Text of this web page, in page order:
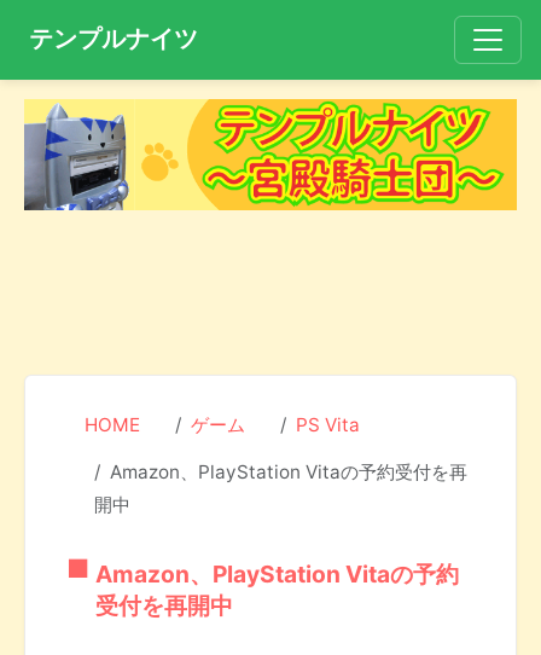
テンプルナイツ
HOME ゲーム PS Vita
Amazon、PlayStation Vitaの予約受付を再
開中
Amazon、PlayStation Vitaの予約
受付を再開中